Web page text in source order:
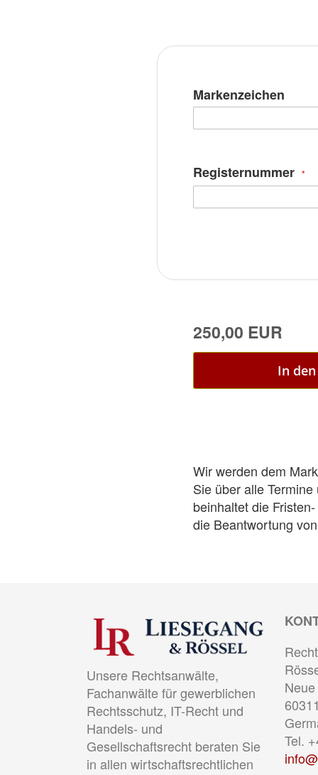
Markenzeichen
Registernummer
250,00 EUR
In
Wir werden dem
Sie über alle
beinhaltet die
die Beantwortung
Unsere Rechtsanwälte,
Fachanwälte für gewerblichen
Rechtsschutz, IT-Recht und
Handels- und
Gesellschaftsrecht beraten Sie
in allen wirtschaftsrechtlichen
Tel.